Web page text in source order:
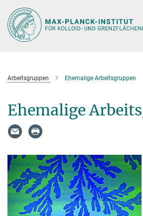
Hauptinhalt
Arbeitsgruppen Ehemalige Arbeitsgruppen
Ehemalige